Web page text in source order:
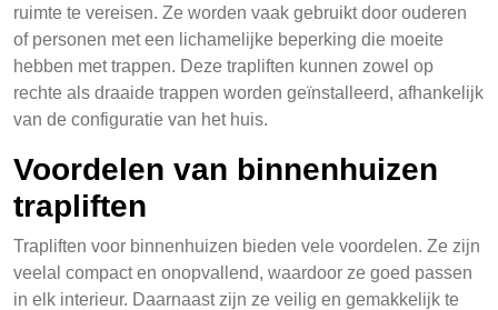
ruimte te vereisen. Ze worden vaak gebruikt door ouderen
of personen met een lichamelijke beperking die moeite
hebben met trappen. Deze trapliften kunnen zowel op
rechte als draaide trappen worden geïnstalleerd, afhankelijk
van de configuratie van het huis.
Voordelen van binnenhuizen
trapliften
Trapliften voor binnenhuizen bieden vele voordelen. Ze zijn
veelal compact en onopvallend, waardoor ze goed passen
in elk interieur. Daarnaast zijn ze veilig en gemakkelijk te